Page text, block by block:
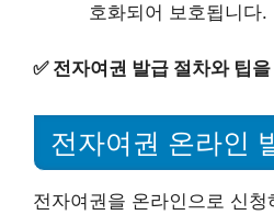
호화되어 보호됩니다.
✅ 전자여권 발급 절차와 팁
전자여권 온라인
전자여권을 온라인으로 신